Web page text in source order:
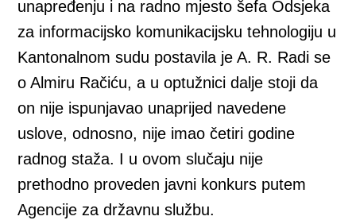
unapređenju i na radno mjesto šefa Odsjeka
za informacijsko komunikacijsku tehnologiju u
Kantonalnom sudu postavila je A. R. Radi se
o Almiru Račiću, a u optužnici dalje stoji da
on nije ispunjavao unaprijed navedene
uslove, odnosno, nije imao četiri godine
radnog staža. I u ovom slučaju nije
prethodno proveden javni konkurs putem
Agencije za državnu službu.